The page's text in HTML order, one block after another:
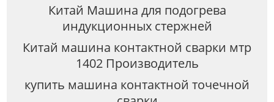
Китай Машина для подогрева
индукционных стержней
Китай машина контактной сварки мтр
1402 Производитель
купить машина контактной точечной